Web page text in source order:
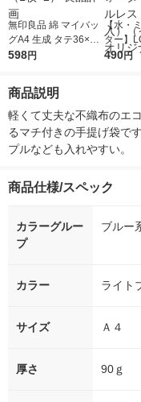
無印良品 綿 マイバッ
グA4 生成 タテ36×ヨ
コ31.5cm 1セット（1
598円
【水・
ター】
r（ロハ
490円
商品説明
軽くて丈夫な不織布のエ
るマチ付きの手提げ袋で
プルなども入れやすい。
商品仕様/スペック
カラーグルー
プ
ブルー
カラー ライト
サイズ Ａ４
厚さ 90ｇ